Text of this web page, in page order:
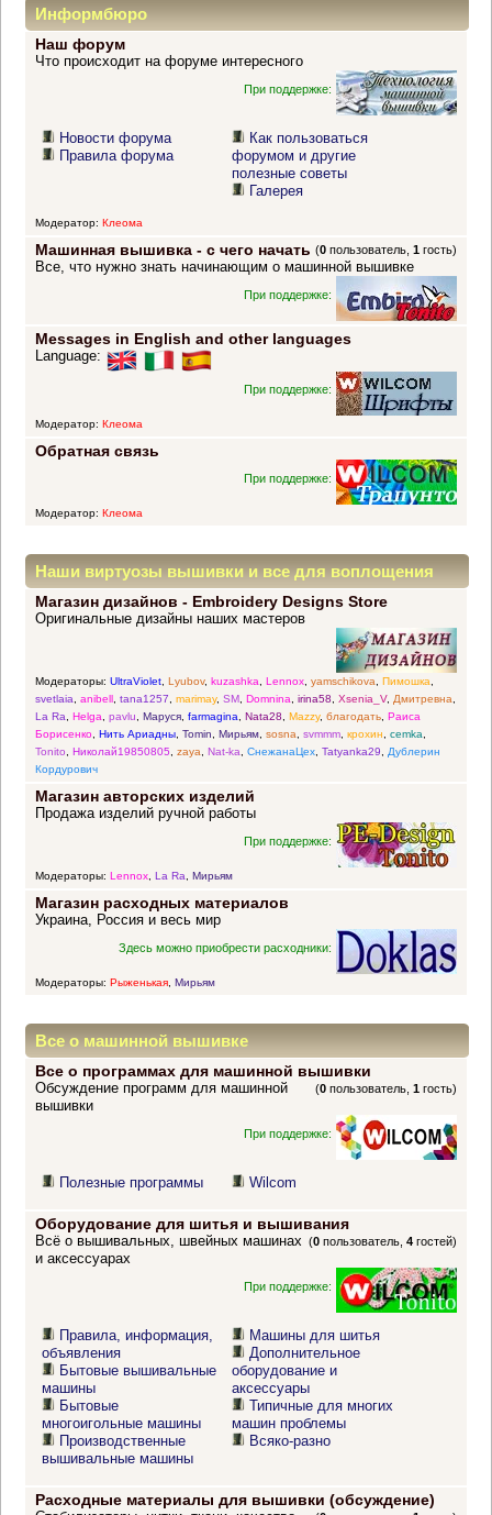
Информбюро
Наш форум
Что происходит на форуме интересного
При поддержке:
Новости форума
Правила форума
Как пользоваться
форумом и другие
полезные советы
Галерея
Модератор: Клеома
Машинная вышивка - с чего начать (0 пользователь,1 гость)
Все, что нужно знать начинающим о машинной вышивке
При поддержке:
Messages in English and other languages
Language:
При поддержке:
Модератор: Клеома
Обратная связь
При поддержке:
Модератор: Клеома
Наши виртуозы вышивки и все для воплощения
прекрасных идей
Магазин дизайнов - Embroidery Designs Store
Оригинальные дизайны наших мастеров
Модераторы: UltraViolet, Lyubov, kuzashka, Lennox, yamschikova, Пимошка,
svetlaia, anibell, tana1257, marimay, SM, Domnina, irina58, Xsenia_V, Дмитревна,
La Ra, Helga, pavlu, Маруся, farmagina, Nata28, Mazzy, благодать, Раиса
Борисенко, Нить Ариадны, Tomin, Мирьям, sosna, svmmm, крохин, cemka,
Tonito, Николай19850805, zaya, Nat-ka, СнежанаЦех, Tatyanka29, Дублерин
Кордурович
Магазин авторских изделий
Продажа изделий ручной работы
При поддержке:
Модераторы: Lennox, La Ra, Мирьям
Магазин расходных материалов
Украина, Россия и весь мир
Здесь можно приобрести расходники:
Модераторы: Рыженькая, Мирьям
Все о машинной вышивке
Все о программах для машинной вышивки
(0 пользователь,1 гость)
Обсуждение программ для машинной
вышивки
При поддержке:
Полезные программы Wilcom
Оборудование для шитья и вышивания
(0 пользователь,4 гостей)
Всё о вышивальных, швейных машинах
и аксессуарах
При поддержке:
Правила, информация,
объявления
Бытовые вышивальные
машины
Бытовые
многоигольные машины
Производственные
вышивальные машины
Машины для шитья
Дополнительное
оборудование и
аксессуары
Типичные для многих
машин проблемы
Всяко-разно
Расходные материалы для вышивки (обсуждение)